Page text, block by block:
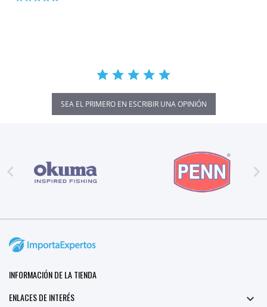
SEA EL PRIMERO EN ESCRIBIR UNA OPINIÓN
 
INFORMACIÓN DE LA TIENDA
ENLACES DE INTERÉS
